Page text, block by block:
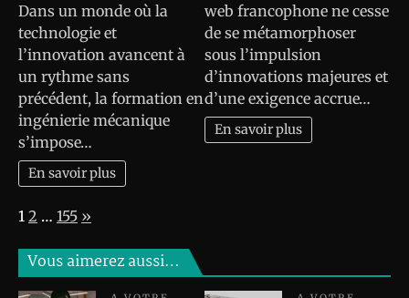
Dans un monde où la
technologie et
l’innovation avancent à
un rythme sans
précédent, la formation en
ingénierie mécanique
s’impose…
En savoir plus
web francophone ne cesse
de se métamorphoser
sous l’impulsion
d’innovations majeures et
d’une exigence accrue…
En savoir plus
Page:
1 2 … 155 Next
»
Vous aimerez aussi…